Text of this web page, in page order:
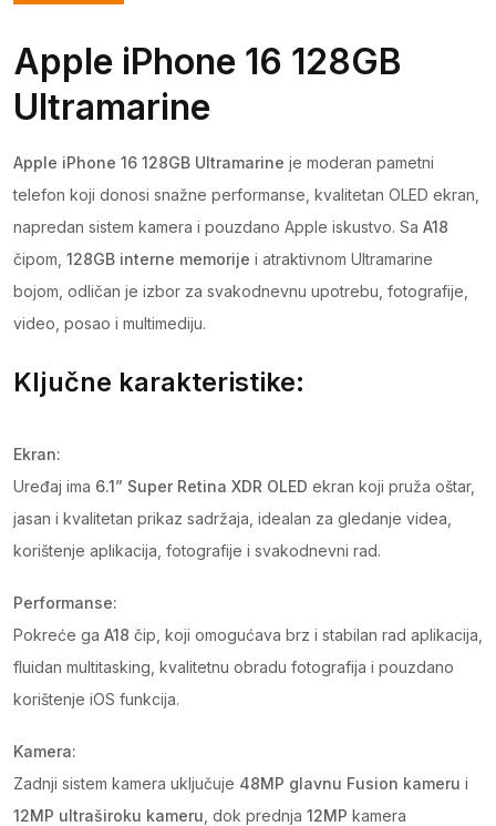
Apple iPhone 16 128GB
Ultramarine
Apple iPhone 16 128GB Ultramarine je moderan pametni
telefon koji donosi snažne performanse, kvalitetan OLED ekran,
napredan sistem kamera i pouzdano Apple iskustvo. Sa A18
čipom, 128GB interne memorije i atraktivnom Ultramarine
bojom, odličan je izbor za svakodnevnu upotrebu, fotografije,
video, posao i multimediju.
Ključne karakteristike:
Ekran:
Uređaj ima 6.1” Super Retina XDR OLED ekran koji pruža oštar,
jasan i kvalitetan prikaz sadržaja, idealan za gledanje videa,
korištenje aplikacija, fotografije i svakodnevni rad.
Performanse:
Pokreće ga A18 čip, koji omogućava brz i stabilan rad aplikacija,
fluidan multitasking, kvalitetnu obradu fotografija i pouzdano
korištenje iOS funkcija.
Kamera:
Zadnji sistem kamera uključuje 48MP glavnu Fusion kameru i
12MP ultraširoku kameru , dok prednja 12MP kamera